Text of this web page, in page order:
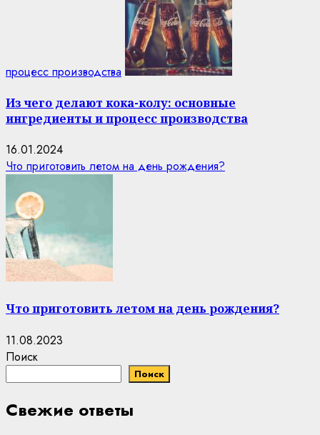
процесс производства
Из чего делают кока-колу: основные
ингредиенты и процесс производства
16.01.2024
Что приготовить летом на день рождения?
Что приготовить летом на день рождения?
11.08.2023
Поиск
Поиск
Свежие ответы